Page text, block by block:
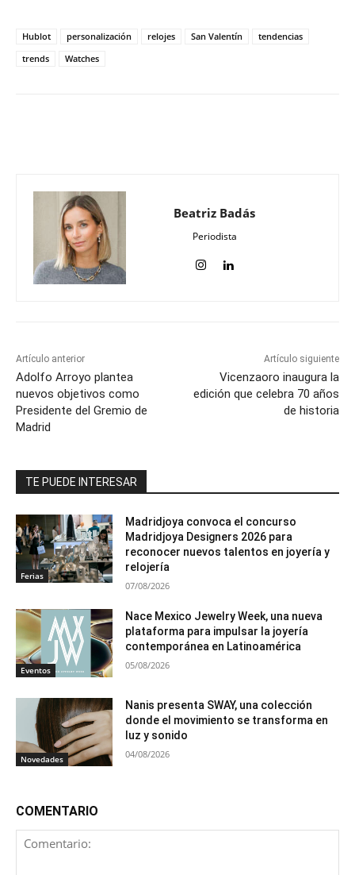
Hublot personalización relojes San Valentín
tendencias
trends
Watches
Beatriz Badás
Periodista
Artículo anterior
Adolfo Arroyo plantea
nuevos objetivos como
Presidente del Gremio de
Madrid
Artículo siguiente
Vicenzaoro inaugura la
edición que celebra 70 años
de historia
TE PUEDE INTERESAR
Ferias
Madridjoya convoca el concurso
Madridjoya Designers 2026 para
reconocer nuevos talentos en joyería y
relojería
07/08/2026
Eventos
Nace Mexico Jewelry Week, una nueva
plataforma para impulsar la joyería
contemporánea en Latinoamérica
05/08/2026
Novedades
Nanis presenta SWAY, una colección
donde el movimiento se transforma en
luz y sonido
04/08/2026
COMENTARIO